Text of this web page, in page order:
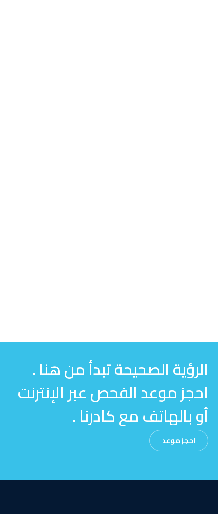
الرؤية الصحيحة تبدأ من هنا .
احجز موعد الفحص عبر الإنترنت
أو بالهاتف مع كادرنا .
احجز موعد